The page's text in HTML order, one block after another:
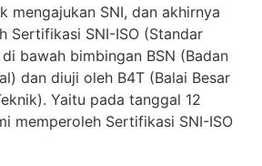
mengajukan SNI, dan akhirnya
Sertifikasi SNI-ISO (Standar
bawah bimbingan BSN (Badan
dan diuji oleh B4T (Balai Besar
Yaitu pada tanggal 12
memperoleh Sertifikasi SNI-ISO